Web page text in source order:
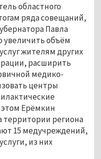
областного
ряда совещаний,
Павла
увеличить объём
жителям других
расширить
медико-
центры
Ерёмкин
территории региона
15 медучреждений,
из них